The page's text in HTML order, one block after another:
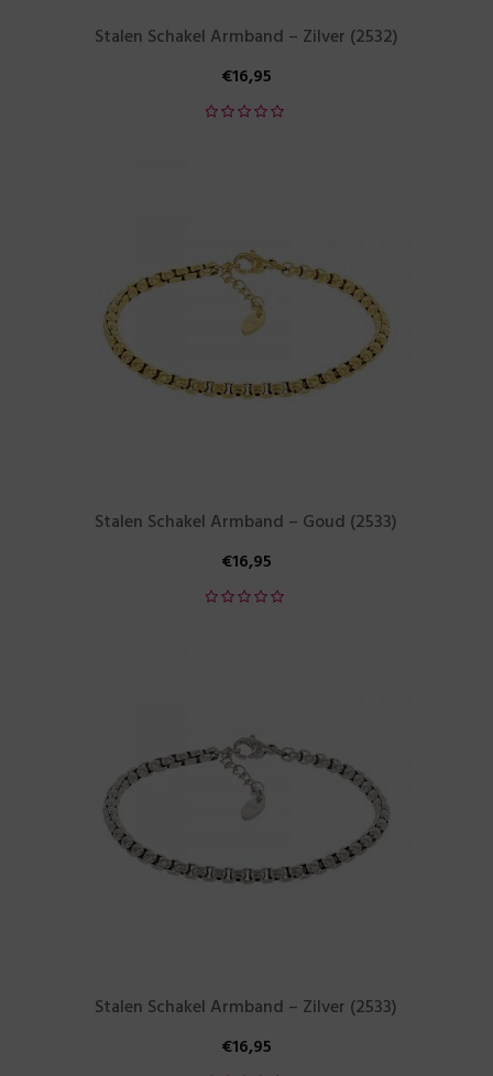
Stalen Schakel Armband – Zilver (2532)
€16,95
Stalen Schakel Armband – Goud (2533)
€16,95
Stalen Schakel Armband – Zilver (2533)
€16,95